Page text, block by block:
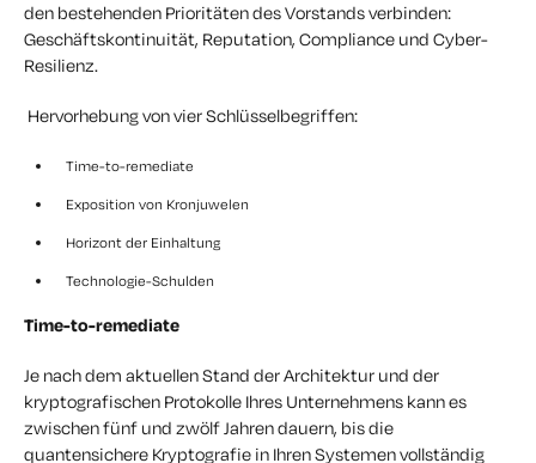
den bestehenden Prioritäten des Vorstands verbinden:
Geschäftskontinuität, Reputation, Compliance und Cyber-
Resilienz.
Hervorhebung von vier Schlüsselbegriffen:
Time-to-remediate
Exposition von Kronjuwelen
Horizont der Einhaltung
Technologie-Schulden
Time-to-remediate
Je nach dem aktuellen Stand der Architektur und der
kryptografischen Protokolle Ihres Unternehmens kann es
zwischen fünf und zwölf Jahren dauern, bis die
quantensichere Kryptografie in Ihren Systemen vollständig